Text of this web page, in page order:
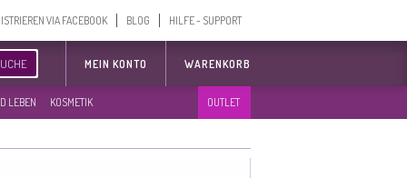
VIA FACEBOOK BLOG HILFE - SUPPORT
MEIN KONTO WARENKORB
LEBEN KOSMETIK OUTLET